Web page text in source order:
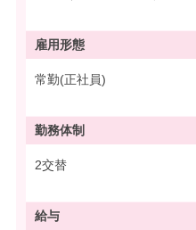
雇用形態
常勤(正社員)
勤務体制
2交替
給与